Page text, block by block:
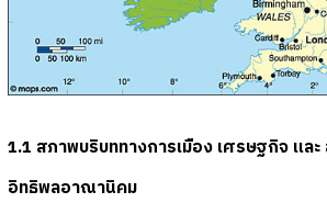
1.1 สภาพบริบททางการเมือง เศรษฐกิจ แล
อิทธิพลอาณานิคม